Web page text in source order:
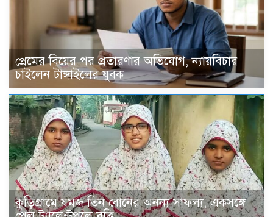
প্রেমের বিয়ের পর প্রতারণার অভিযোগ, ন্যায়বিচার
চাইলেন টাঙ্গাইলের যুবক
কুড়িগ্রামে যমজ তিন বোনের অনন্য সাফল্য, একসঙ্গে